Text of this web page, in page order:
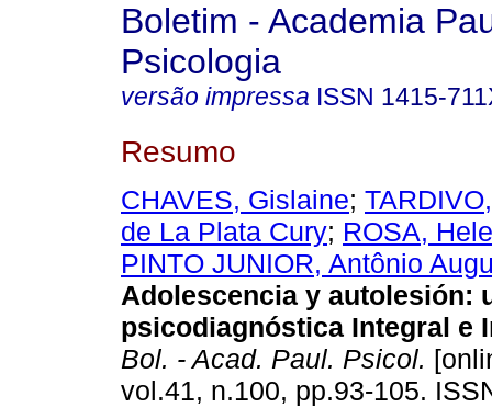
Boletim - Academia
Psicologia
versão impressa ISSN 1415-
Resumo
CHAVES, Gislaine;
de La Plata Cury; ROSA,
PINTO JUNIOR, Antônio
Adolescencia y autolesión:
psicodiagnóstica Integral e
Bol. - Acad. Paul. Psicol.
vol.41, n.100, pp.93-105.